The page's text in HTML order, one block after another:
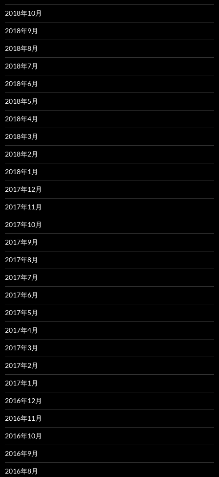
2018年10月
2018年9月
2018年8月
2018年7月
2018年6月
2018年5月
2018年4月
2018年3月
2018年2月
2018年1月
2017年12月
2017年11月
2017年10月
2017年9月
2017年8月
2017年7月
2017年6月
2017年5月
2017年4月
2017年3月
2017年2月
2017年1月
2016年12月
2016年11月
2016年10月
2016年9月
2016年8月